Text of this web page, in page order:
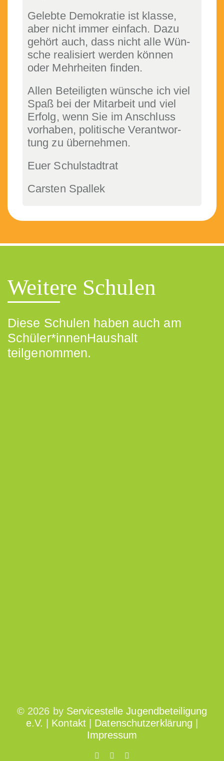
Gelebte Demokratie ist klasse,
aber nicht immer ein­fach. Dazu
gehört auch, dass nicht alle Wün­
sche real­isiert wer­den kön­nen
oder Mehrheit­en finden.
Allen Beteiligten wün­sche ich viel
Spaß bei der Mitar­beit und viel
Erfolg, wenn Sie im Anschluss
vorhaben, poli­tis­che Ver­ant­wor­
tung zu übernehmen.
Euer Schul­stad­trat
Carsten Spallek
Weitere Schulen
Diese Schulen haben auch am
Schüler*innenHaushalt
teilgenommen.
© 2026 by Servicestelle Jugendbeteiligung
e.V.
Kontakt| Datenschutzerklärung
Impressum
Facebook
Twitter